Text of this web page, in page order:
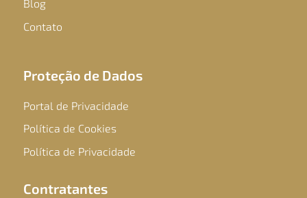
Blog
Contato
Proteção de Dados
Portal de Privacidade
Política de Cookies
Política de Privacidade
Contratantes